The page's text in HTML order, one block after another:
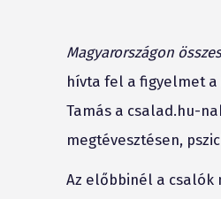
Magyarországon
hívta fel a figyelmet
Tamás a csalad.hu-
megtévesztésen,
Az előbbinél a